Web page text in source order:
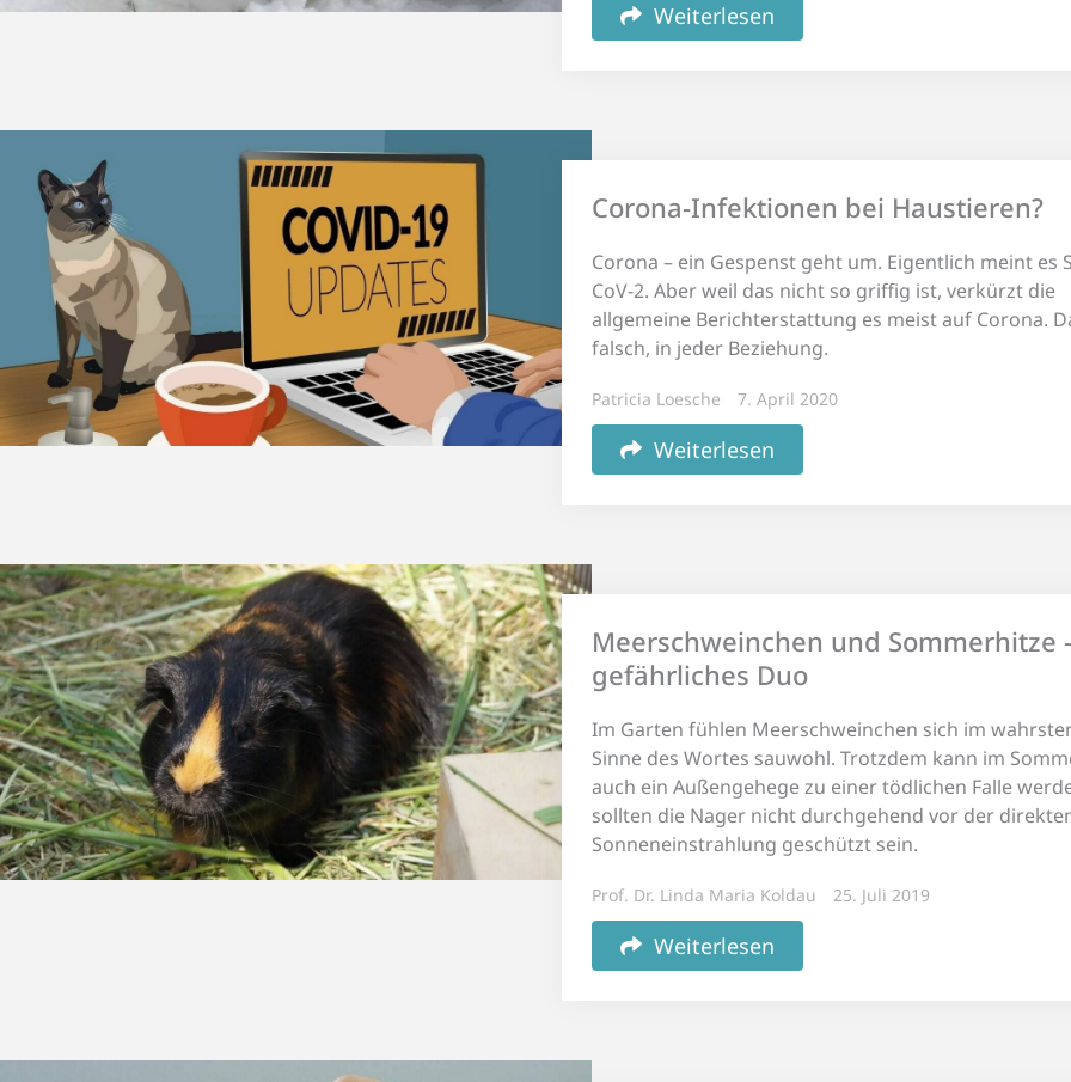
Weiterlesen
Corona-Infektionen bei Haustieren?
Corona – ein Gespenst geht um. Eigentlich meint es
CoV-2. Aber weil das nicht so griffig ist, verkürzt die
allgemeine Berichterstattung es meist auf Corona.
falsch, in jeder Beziehung.
Patricia Loesche 7. April 2020
Weiterlesen
Meerschweinchen und Sommerhitze
gefährliches Duo
Im Garten fühlen Meerschweinchen sich im
Sinne des Wortes sauwohl. Trotzdem kann im
auch ein Außengehege zu einer tödlichen Falle
sollten die Nager nicht durchgehend vor der
Sonneneinstrahlung geschützt sein.
Prof. Dr. Linda Maria Koldau 25. Juli 2019
Weiterlesen